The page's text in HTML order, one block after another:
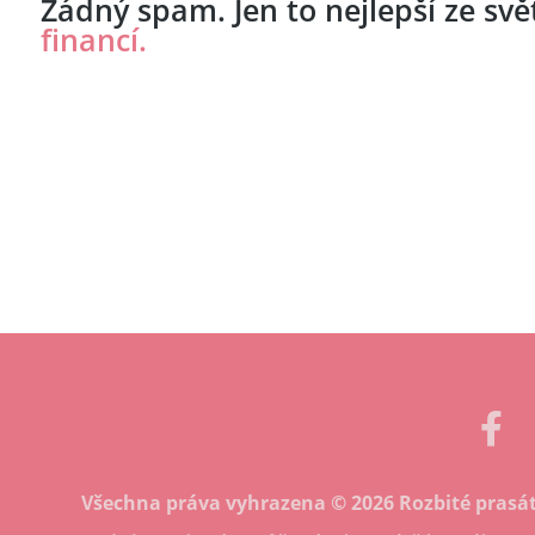
Žádný spam. Jen to nejlepší ze
financí.
Všechna práva vyhrazena © 2026 Rozbité